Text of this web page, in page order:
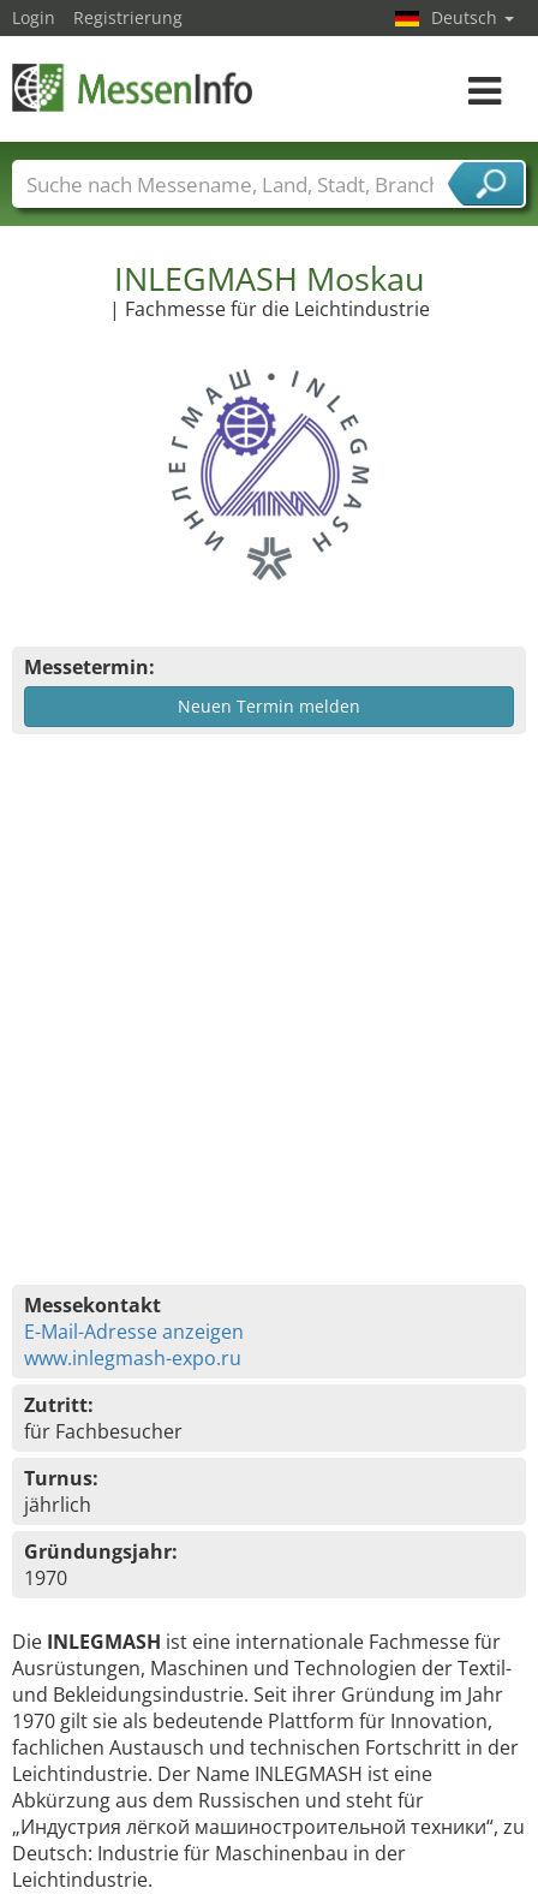
INLEGMASH Moskau
| Fachmesse für die Leichtindustrie
Messetermin:
Neuen Termin melden
Messekontakt
E-Mail-Adresse anzeigen
www.inlegmash-expo.ru
Zutritt:
für Fachbesucher
Turnus:
jährlich
Gründungsjahr:
1970
Die INLEGMASH ist eine internationale Fachmesse für
Ausrüstungen, Maschinen und Technologien der Textil-
und Bekleidungsindustrie. Seit ihrer Gründung im Jahr
1970 gilt sie als bedeutende Plattform für Innovation,
fachlichen Austausch und technischen Fortschritt in der
Leichtindustrie. Der Name INLEGMASH ist eine
Abkürzung aus dem Russischen und steht für
„Индустрия лёгкой машиностроительной техники“, zu
Deutsch: Industrie für Maschinenbau in der
Leichtindustrie.
Login Registrierung Deutsch
Toggle
Messenamen Länder Städte
Branchen